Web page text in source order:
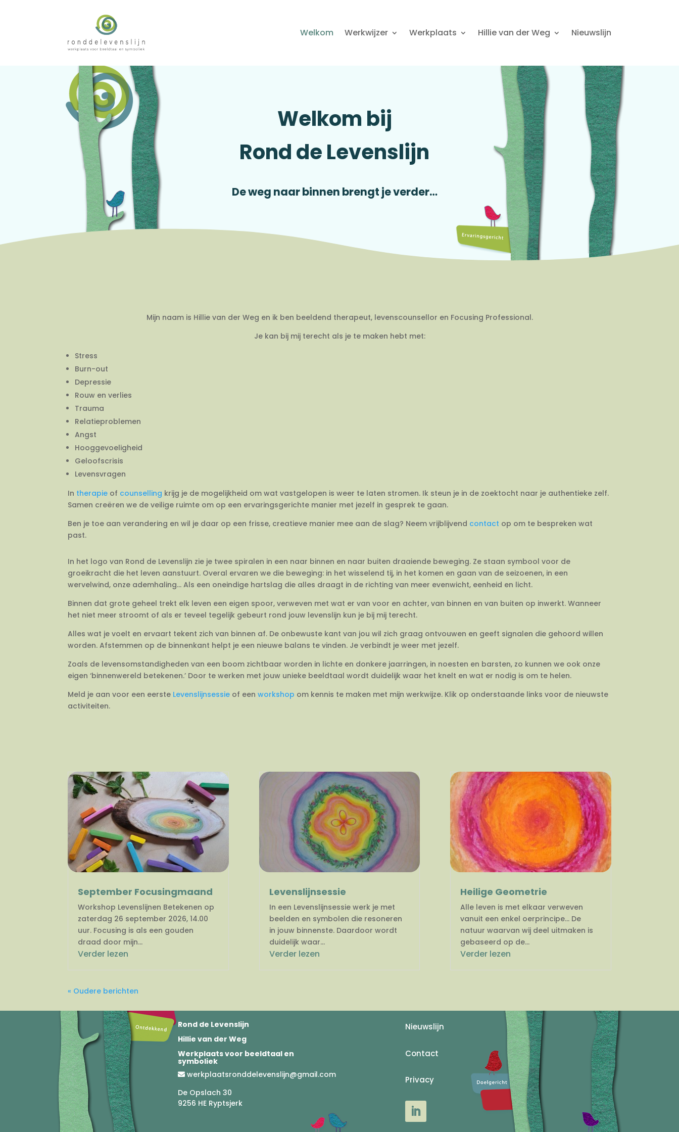
Welkom Werkwijzer Werkplaats Hillie van der Weg Nieuwslijn
Welkom bij
Rond de Levenslijn
De weg naar binnen brengt je verder…
Mijn naam is Hillie van der Weg en ik ben beeldend therapeut, levenscounsellor en Focusing Professional.
Je kan bij mij terecht als je te maken hebt met:
Stress
Burn-out
Depressie
Rouw en verlies
Trauma
Relatieproblemen
Angst
Hooggevoeligheid
Geloofscrisis
Levensvragen
In therapie of counselling krijg je de mogelijkheid om wat vastgelopen is weer te laten stromen. Ik steun je in de zoektocht naar je authentieke zelf.
Samen creëren we de veilige ruimte om op een ervaringsgerichte manier met jezelf in gesprek te gaan.
Ben je toe aan verandering en wil je daar op een frisse, creatieve manier mee aan de slag? Neem vrijblijvend contact op om te bespreken wat
past.
In het logo van Rond de Levenslijn zie je twee spiralen in een naar binnen en naar buiten draaiende beweging. Ze staan symbool voor de
groeikracht die het leven aanstuurt. Overal ervaren we die beweging: in het wisselend tij, in het komen en gaan van de seizoenen, in een
wervelwind, onze ademhaling… Als een oneindige hartslag die alles draagt in de richting van meer evenwicht, eenheid en licht.
Binnen dat grote geheel trekt elk leven een eigen spoor, verweven met wat er van voor en achter, van binnen en van buiten op inwerkt. Wanneer
het niet meer stroomt of als er teveel tegelijk gebeurt rond jouw levenslijn kun je bij mij terecht.
Alles wat je voelt en ervaart tekent zich van binnen af. De onbewuste kant van jou wil zich graag ontvouwen en geeft signalen die gehoord willen
worden. Afstemmen op de binnenkant helpt je een nieuwe balans te vinden. Je verbindt je weer met jezelf.
Zoals de levensomstandigheden van een boom zichtbaar worden in lichte en donkere jaarringen, in noesten en barsten, zo kunnen we ook onze
eigen ‘binnenwereld betekenen.’ Door te werken met jouw unieke beeldtaal wordt duidelijk waar het knelt en wat er nodig is om te helen.
Meld je aan voor een eerste Levenslijnsessie of eenworkshop om kennis te maken met mijn werkwijze. Klik op onderstaande links voor de nieuwste
activiteiten.
September Focusingmaand
Workshop Levenslijnen Betekenen op
zaterdag 26 september 2026, 14.00
uur. Focusing is als een gouden
draad door mijn...
Verder lezen
Levenslijnsessie
In een Levenslijnsessie werk je met
beelden en symbolen die resoneren
in jouw binnenste. Daardoor wordt
duidelijk waar...
Verder lezen
Heilige Geometrie
Alle leven is met elkaar verweven
vanuit een enkel oerprincipe… De
natuur waarvan wij deel uitmaken is
gebaseerd op de...
Verder lezen
« Oudere berichten
Rond de Levenslijn
Hillie van der Weg
Werkplaats voor beeldtaal en
symboliek
werkplaatsronddelevenslijn@gmail.com
De Opslach 30
9256 HE Ryptsjerk
Nieuwslijn
Contact
Privacy